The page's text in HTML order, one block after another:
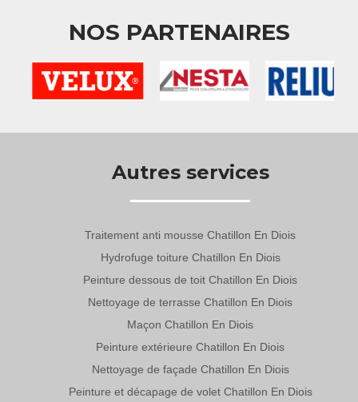
NOS PARTENAIRES
Autres services
Traitement anti mousse Chatillon En Diois
Hydrofuge toiture Chatillon En Diois
Peinture dessous de toit Chatillon En Diois
Nettoyage de terrasse Chatillon En Diois
Maçon Chatillon En Diois
Peinture extérieure Chatillon En Diois
Nettoyage de façade Chatillon En Diois
Peinture et décapage de volet Chatillon En Diois